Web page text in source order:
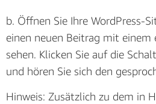
sehen, dass weitere
Sie können diese auch ändern.
Sie unterStimmenname aus
wählen, um den Audioinhalt
b. Öffnen Sie Ihre WordPress-
einen neuen Beitrag mit
sehen. Klicken Sie auf die
und hören Sie sich den
Hinweis: Zusätzlich zu dem in